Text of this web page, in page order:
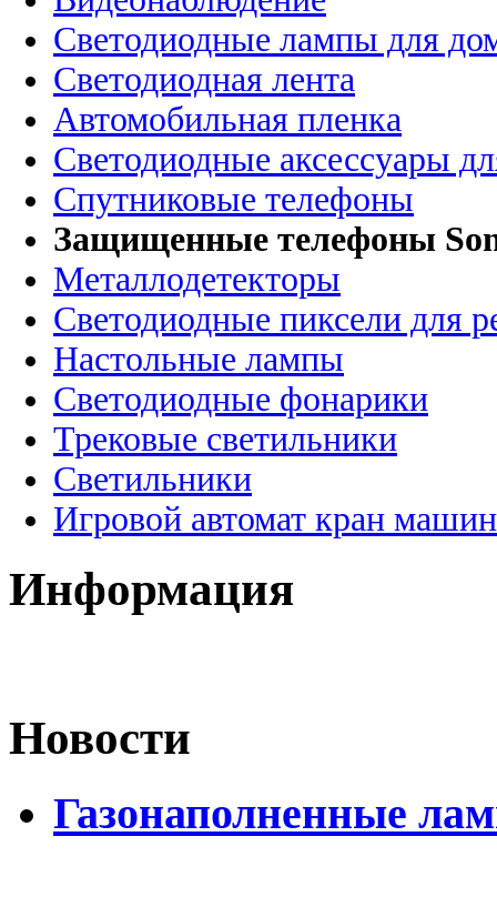
Светодиодные лампы для
Светодиодная лента
Автомобильная пленка
Светодиодные аксессуары
Спутниковые телефоны
Защищенные телефоны
Металлодетекторы
Светодиодные пиксели для
Настольные лампы
Светодиодные фонарики
Трековые светильники
Светильники
Игровой автомат кран
Информация
Новости
Газонаполненные